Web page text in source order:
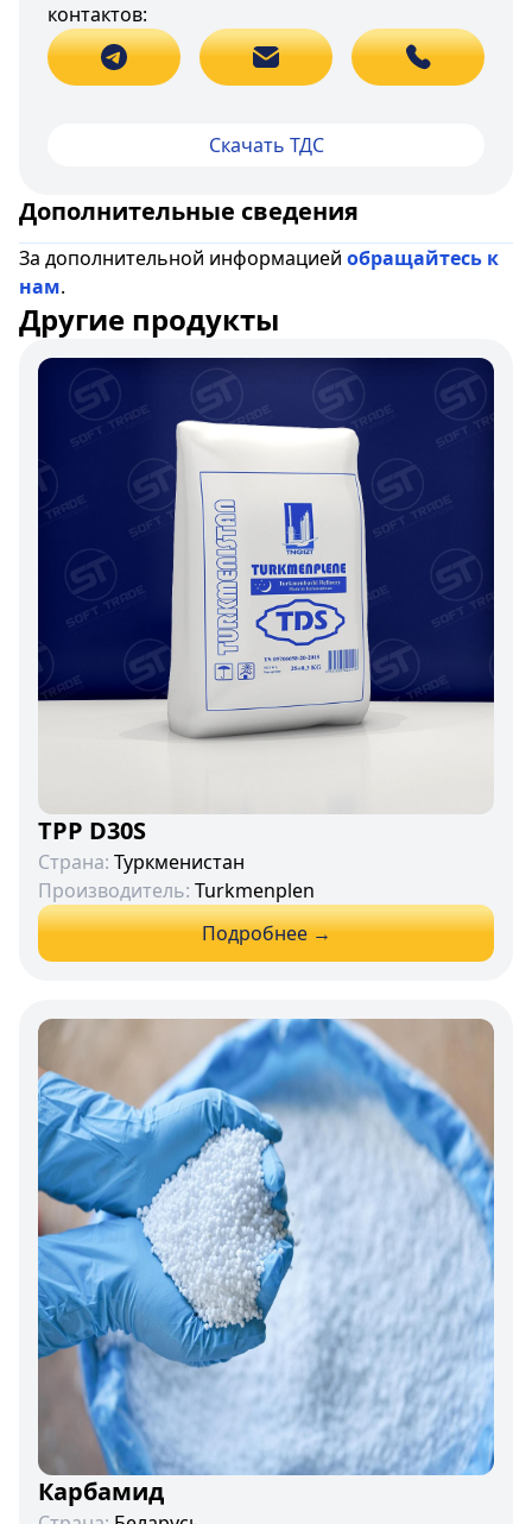
контактов:
Скачать ТДС
Дополнительные сведения
За дополнительной информацией обращайтесь к
нам.
Другие продукты
TPP D30S
Страна: Туркменистан
Производитель: Turkmenplen
Подробнее →
Карбамид